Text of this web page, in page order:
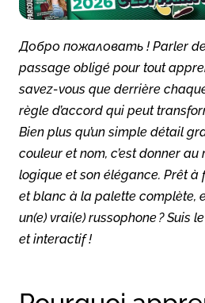
Добро пожаловать ! Parler
passage obligé pour tout
savez-vous que derrière
règle d’accord qui peut
Bien plus qu’un simple détail
couleur et nom, c’est donner
logique et son élégance. Prêt à
et blanc à la palette complète,
un(e) vrai(e) russophone ? Suis
et interactif !